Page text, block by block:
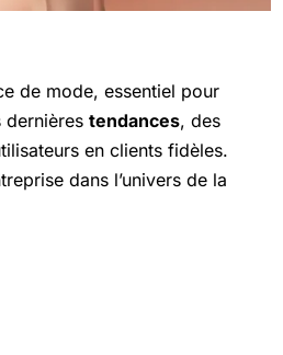
de mode, essentiel pour
dernières tendances, des
en clients fidèles.
dans l’univers de la